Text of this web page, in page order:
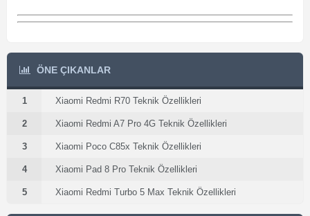
ÖNE ÇIKANLAR
1 Xiaomi Redmi R70 Teknik Özellikleri
2 Xiaomi Redmi A7 Pro 4G Teknik Özellikleri
3 Xiaomi Poco C85x Teknik Özellikleri
4 Xiaomi Pad 8 Pro Teknik Özellikleri
5 Xiaomi Redmi Turbo 5 Max Teknik Özellikleri